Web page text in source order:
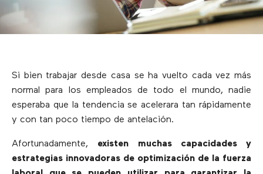
Si bien trabajar desde casa se ha vuelto cada vez más
normal para los empleados de todo el mundo, nadie
esperaba que la tendencia se acelerara tan rápidamente
y con tan poco tiempo de antelación.
Afortunadamente, existen muchas capacidades y
estrategias innovadoras de optimización de la fuerza